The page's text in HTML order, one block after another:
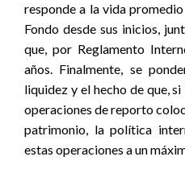
responde a la vida
Fondo desde sus inicios,
que, por Reglamento
años. Finalmente, se
liquidez y el hecho de que,
operaciones de reporto
patrimonio, la política
estas operaciones a un